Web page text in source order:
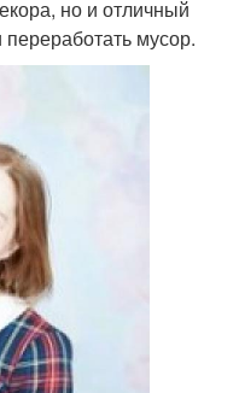
но и отличный
мусор.